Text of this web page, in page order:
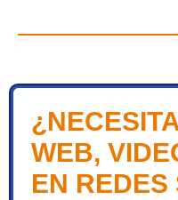
WEB,
EN